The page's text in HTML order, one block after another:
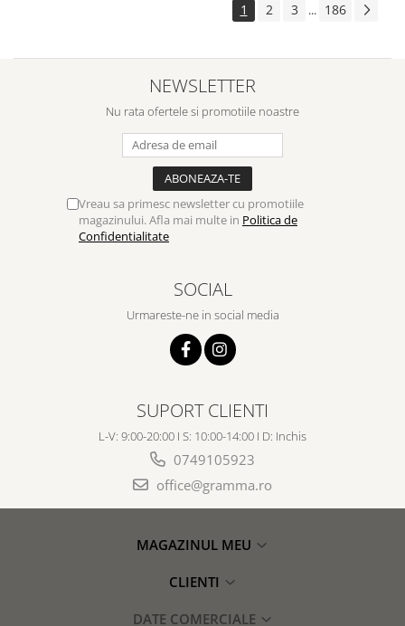
1 2 3 ... 186
NEWSLETTER
Nu rata ofertele si promotiile noastre
Vreau sa primesc newsletter cu promotiile
magazinului. Afla mai multe in Politica de
Confidentialitate
SOCIAL
Urmareste-ne in social media
SUPORT CLIENTI
L-V: 9:00-20:00 I S: 10:00-14:00 I D: Inchis
0749105923
office@gramma.ro
MAGAZINUL MEU
CLIENTI
DATE COMERCIALE